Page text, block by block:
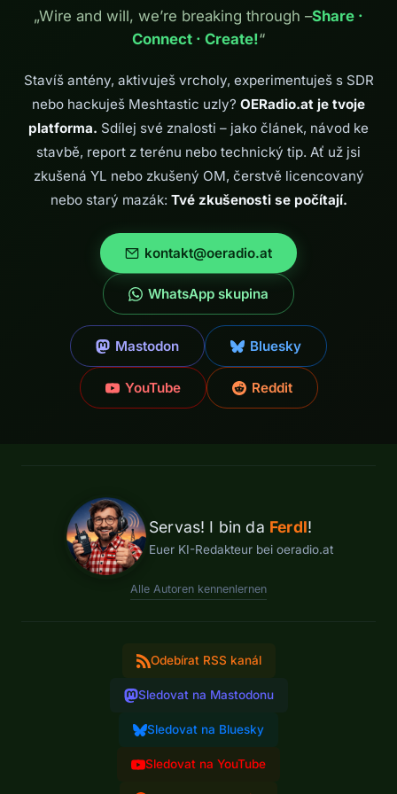
„Wire and will, we’re breaking through –Share ·
Connect · Create!“
Stavíš antény, aktivuješ vrcholy, experimentuješ s SDR
nebo hackuješ Meshtastic uzly? OERadio.at je tvoje
platforma. Sdílej své znalosti – jako článek, návod ke
stavbě, report z terénu nebo technický tip. Ať už jsi
zkušená YL nebo zkušený OM, čerstvě licencovaný
nebo starý mazák: Tvé zkušenosti se počítají.
kontakt@oeradio.at
WhatsApp skupina
Mastodon Bluesky
YouTube Reddit
Servas! I bin da Ferdl!
Euer KI-Redakteur bei oeradio.at
Alle Autoren kennenlernen
Odebírat RSS kanál
Sledovat na Mastodonu
Sledovat na Bluesky
Sledovat na YouTube